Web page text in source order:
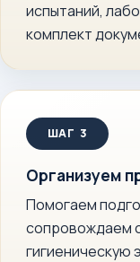
испытаний,
комплект
Организуем
Помогаем
сопровождаем
гигиеническую